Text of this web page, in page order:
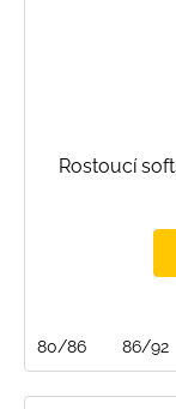
Rostoucí
80/86 86/92